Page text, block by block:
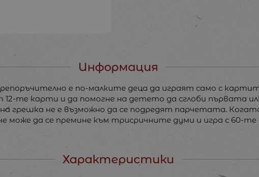
Информация
е по-малките деца да играят само с
12-те карти и да помогне на детето да сглоби първата
грешка не е възможно да се подредят парчетата.
може да се премине към трисричните думи и игра с 60-
Характеристики